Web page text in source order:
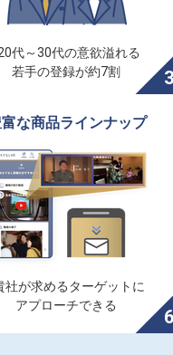
代～30代の意欲溢れる
若手の登録が約7割
な商品ラインナップ
社が求めるターゲットに
アプローチできる